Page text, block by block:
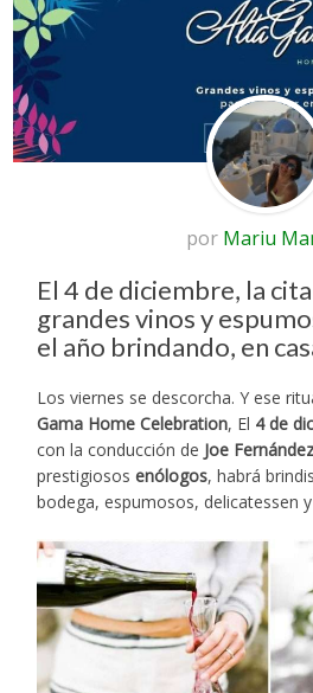
por Mariu
El 4 de diciembre, la
grandes vinos y
el año brindando, en
Los viernes se descorcha. Y ese
Gama Home Celebration, El 4 de
con la conducción de Joe
prestigiososenólogos, habrá
bodega, espumosos, delicatessen